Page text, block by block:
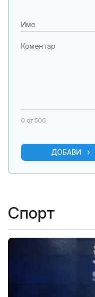
0 от 500
ДОБАВИ
Спорт